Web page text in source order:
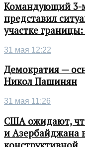
Командующий 3-
представил
участке
31 мая 12:22
Демократия —
Никол Пашинян
31 мая 11:26
США ожидают,
и Азербайджана